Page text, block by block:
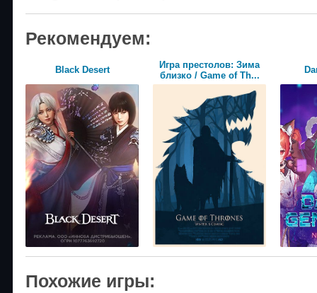
Рекомендуем:
Black Desert
Игра престолов: Зима
близко / Game of Th...
Похожие игры: